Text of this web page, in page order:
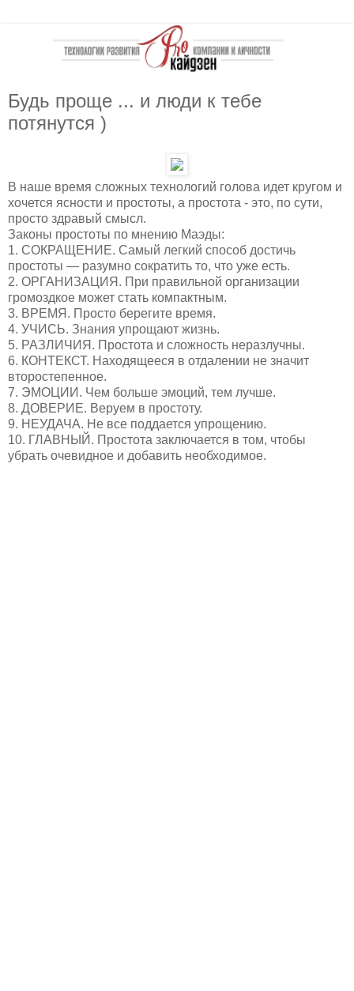
Будь проще ... и люди к тебе
потянутся )
В наше время сложных технологий голова идет кругом и
хочется ясности и простоты, а простота - это, по сути,
просто здравый смысл.
Законы простоты по мнению Маэды:
1. СОКРАЩЕНИЕ. Самый легкий способ достичь
простоты — разумно сократить то, что уже есть.
2. ОРГАНИЗАЦИЯ. При правильной организации
громоздкое может стать компактным.
3. ВРЕМЯ. Просто берегите время.
4. УЧИСЬ. Знания упрощают жизнь.
5. РАЗЛИЧИЯ. Простота и сложность неразлучны.
6. КОНТЕКСТ. Находящееся в отдалении не значит
второстепенное.
7. ЭМОЦИИ. Чем больше эмоций, тем лучше.
8. ДОВЕРИЕ. Веруем в простоту.
9. НЕУДАЧА. Не все поддается упрощению.
10. ГЛАВНЫЙ. Простота заключается в том, чтобы
убрать очевидное и добавить необходимое.